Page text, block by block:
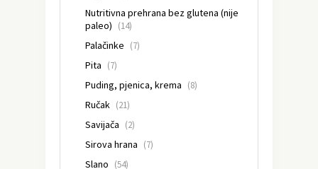
Nutritivna prehrana bez glutena (nije
paleo) (14)
Palačinke (7)
Pita (7)
Puding, pjenica, krema (8)
Ručak (21)
Savijača (2)
Sirova hrana (7)
Slano (54)